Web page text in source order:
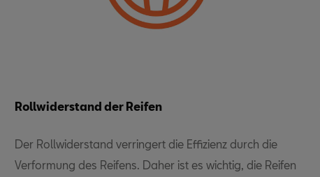
Rollwiderstand der Reifen
Der Rollwiderstand verringert die Effizienz durch die
Verformung des Reifens. Daher ist es wichtig, die Reifen